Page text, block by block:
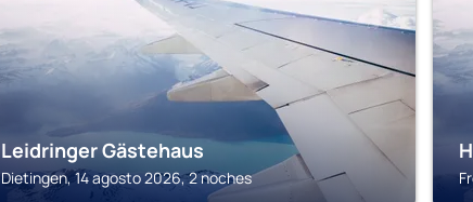
Leidringer Gästehaus
Dietingen, 14 agosto 2026, 2 noches